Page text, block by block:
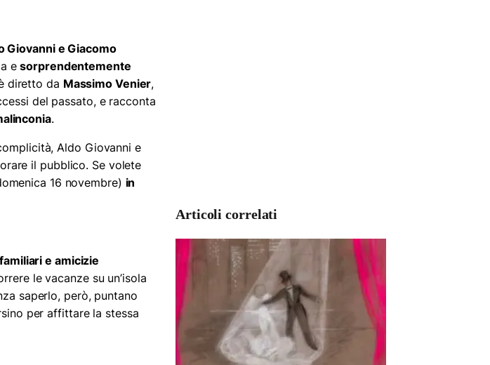
Giovanni e Giacomo
esorprendentemente
diretto da Massimo Venier,
del passato, e racconta
.
Aldo Giovanni e
il pubblico. Se volete
16 novembre) in
e amicizie
le vacanze su un’isola
saperlo, però, puntano
per affittare la stessa
Articoli correlati